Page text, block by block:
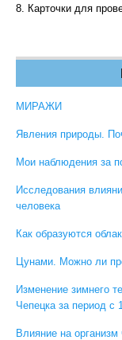
8. Карточки для
МИРАЖИ
Явления природы.
Мои наблюдения за
Исследования
человека
Как образуются
Цунами. Можно ли
Изменение зимнего
Чепецка за период с
Влияние на